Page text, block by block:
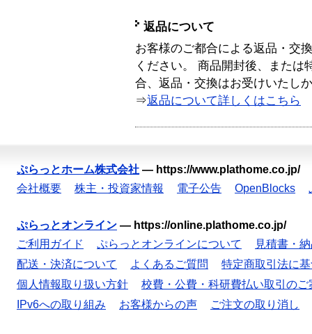
返品について
お客様のご都合による返品・交
ください。 商品開封後、または
合、返品・交換はお受けいたし
⇒返品について詳しくはこちら
ぷらっとホーム株式会社 — https://www.plathome.co.jp/
会社概要
株主・投資家情報 電子公告 OpenBlocks
ぷらっとオンライン — https://online.plathome.co.jp/
ご利用ガイド
ぷらっとオンラインについて
見積書・
配送・決済について
よくあるご質問
特定商取引法に
個人情報取り扱い方針
校費・公費・科研費払い取引のご
IPv6への取り組み
お客様からの声 ご注文の取り消し